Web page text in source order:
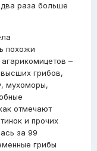
раза больше
похожи
–
грибов,
мухоморы,
отмечают
и прочих
за 99
грибы